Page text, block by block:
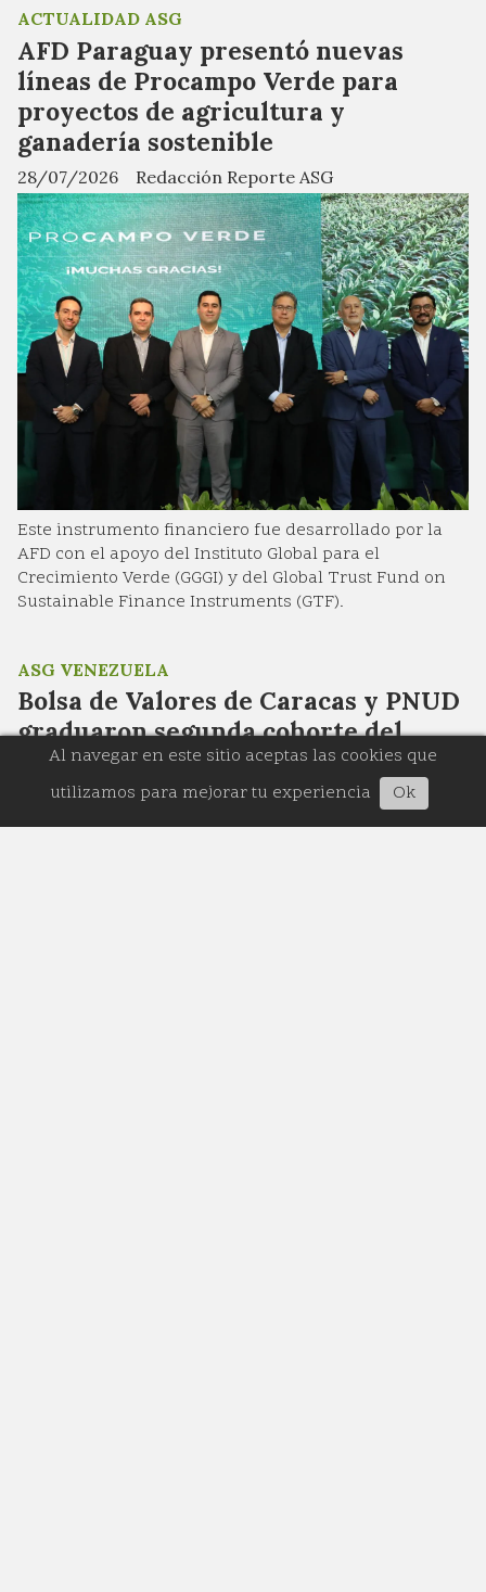
AFD Paraguay presentó nuevas
líneas de Procampo Verde para
proyectos de agricultura y
ganadería sostenible
Redacción Reporte ASG
ACTUALIDAD ASG
28/07/2026
Este instrumento financiero fue desarrollado por la
AFD con el apoyo del Instituto Global para el
Crecimiento Verde (GGGI) y del Global Trust Fund on
Sustainable Finance Instruments (GTF).
Bolsa de Valores de Caracas y PNUD
graduaron segunda cohorte del
Diplomado en Finanzas Sostenibles
Redacción Reporte ASG
ASG VENEZUELA
05/08/2026
Al navegar en este sitio aceptas las cookies que
utilizamos para mejorar tu experiencia
Ok